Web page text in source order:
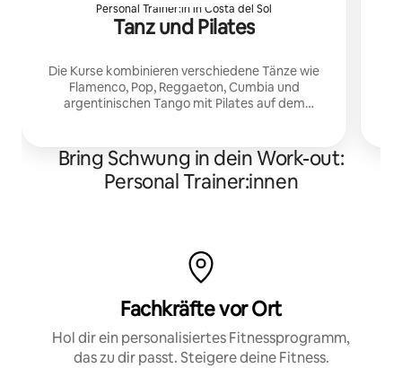
Personal Trainer:in in Costa del Sol
Tanz und Pilates
Die Kurse kombinieren verschiedene Tänze wie
Flamenco, Pop, Reggaeton, Cumbia und
argentinischen Tango mit Pilates auf dem
Bring Schwung in dein Work-out:
Personal Trainer:innen
Fachkräfte vor Ort
Hol dir ein personalisiertes Fitnessprogramm,
das zu dir passt. Steigere deine Fitness.